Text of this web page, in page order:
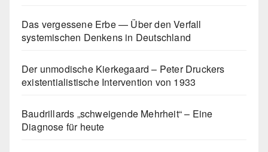
Das vergessene Erbe — Über den Verfall
systemischen Denkens in Deutschland
Der unmodische Kierkegaard – Peter Druckers
existentialistische Intervention von 1933
Baudrillards „schweigende Mehrheit“ – Eine
Diagnose für heute